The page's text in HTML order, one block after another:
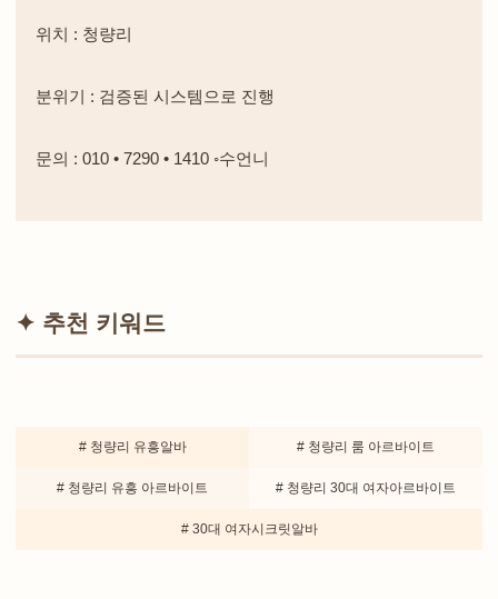
위치 : 청량리
분위기 : 검증된 시스템으로 진행
문의 : 010 • 7290 • 1410 ◦수언니
✦ 추천 키워드
# 청량리 유흥알바 # 청량리 룸 아르바이트
# 청량리 유흥 아르바이트 # 청량리 30대 여자아르바이트
# 30대 여자시크릿알바